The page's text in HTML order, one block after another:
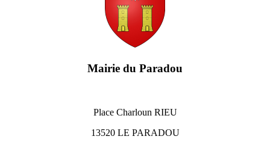
Mairie du Paradou
Place Charloun RIEU
13520 LE PARADOU